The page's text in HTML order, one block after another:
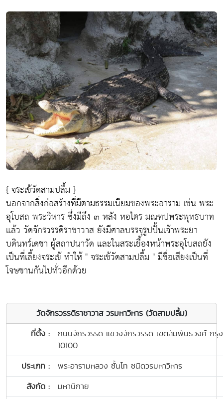
{ จระเข้วัดสามปลื้ม }
นอกจากสิ่งก่อสร้างที่มีตามธรรมเนียมของพระอาราม เช่น พระ
อุโบสถ พระวิหาร ซึ่งมีถึง ๓ หลัง หอไตร มณฑปพระพุทธบาท
แล้ว วัดจักรวรรดิราชาวาส ยังมีศาลบรรจุรูปปั้นเจ้าพระยา
บดินทร์เดชา ผู้สถาปนาวัด และในสระเยื้องหน้าพระอุโบสถยัง
เป็นที่เลี้ยงจระเข้ ทำให้ " จระเข้วัดสามปลื้ม " มีชื่อเสียงเป็นที่
โจษขานกันไปทั่วอีกด้วย
วัดจักรวรรดิราชาวาส วรมหาวิหาร (วัดสามปลื้ม)
ที่ตั้ง :
ถนนจักรวรรดิ แขวงจักรวรรดิ เขตสัมพันธวงศ์ กรุ
10100
ประเภท :
พระอารามหลวง ชั้นโท ชนิดวรมหาวิหาร
สังกัด :
มหานิกาย